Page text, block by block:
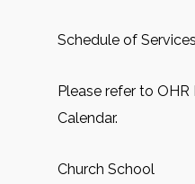
Schedule of Services
Please refer to
Calendar.
Church School